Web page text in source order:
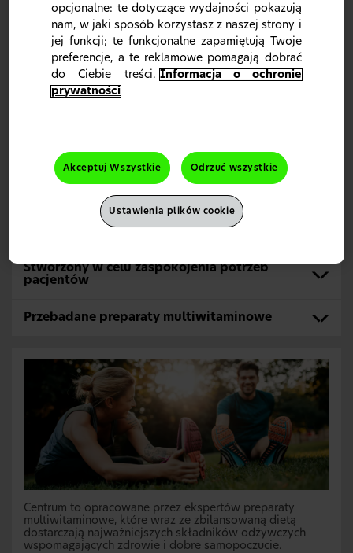
Wspomaga ogólny stan zdrowia i dobre
samopoczucie
Różnica, jaką sprawiają produkty
Ponad 40-letnie dziedzictwo
Stworzony w celu zaspokojenia potrzeb
pacjentów
Przebadane preparaty multiwitaminowe
Centrum to opracowane przez ekspertów preparaty
multiwitaminowe, które wraz ze zbilansowaną dietą
dostarczają najważniejszych składników odżywczych
wspomagających zdrowie i dobre samopoczucie.
opcjonalne: te dotyczące wydajności pokazują
nam, w jaki sposób korzystasz z naszej strony i
jej funkcji; te funkcjonalne zapamiętują Twoje
preferencje, a te reklamowe pomagają dobrać
do Ciebie treści. Informacja o ochronie
prywatności
Akceptuj Wszystkie Odrzuć wszystkie
Ustawienia plików cookie